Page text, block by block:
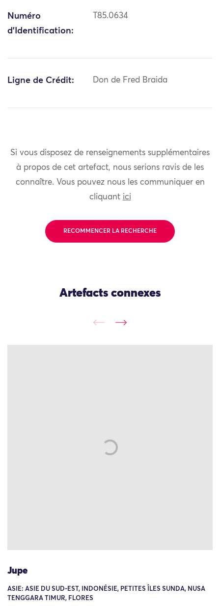
Numéro
d'Identification:
T85.0634
Ligne de Crédit: Don de Fred Braida
Si vous disposez de renseignements supplémentaires
à propos de cet artefact, nous serions ravis de les
connaître. Vous pouvez nous les communiquer en
cliquant ici
RECOMMENCER LA RECHERCHE
Artefacts connexes
Jupe
ASIE: ASIE DU SUD-EST, INDONÉSIE, PETITES ÎLES SUNDA, NUSA
TENGGARA TIMUR, FLORES